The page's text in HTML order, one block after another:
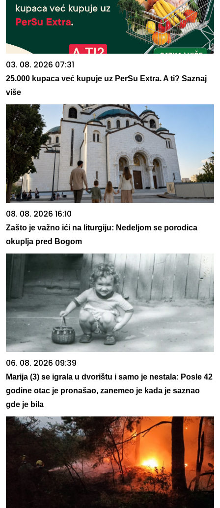
03. 08. 2026 07:31
25.000 kupaca već kupuje uz PerSu Extra. A ti? Saznaj
više
08. 08. 2026 16:10
Zašto je važno ići na liturgiju: Nedeljom se porodica
okuplja pred Bogom
06. 08. 2026 09:39
Marija (3) se igrala u dvorištu i samo je nestala: Posle 42
godine otac je pronašao, zanemeo je kada je saznao
gde je bila